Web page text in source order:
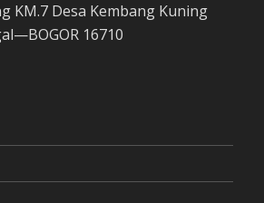
KM.7 Desa Kembang Kuning
16710